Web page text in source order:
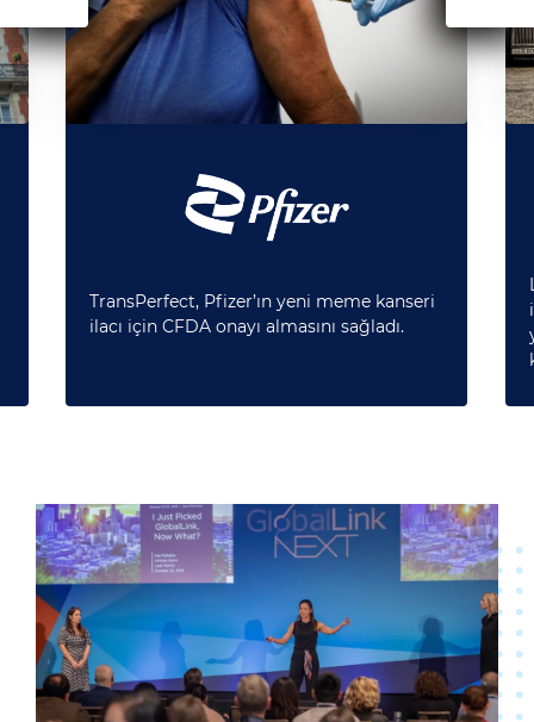
TransPerfect, Pfizer’ın yeni meme kanseri
ilacı için CFDA onayı almasını sağladı.